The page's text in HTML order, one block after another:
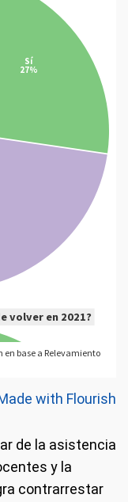
de la asistencia
y la
contrarrestar